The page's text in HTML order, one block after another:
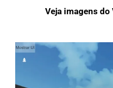
Veja imagens do